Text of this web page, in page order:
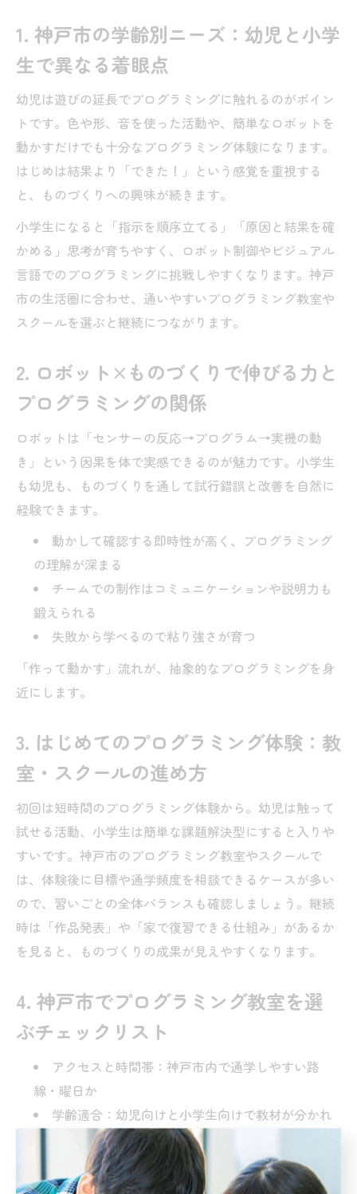
1. 神戸市の学齢別ニーズ：幼児と小学
生で異なる着眼点
幼児は遊びの延長でプログラミングに触れるのがポイン
トです。色や形、音を使った活動や、簡単なロボットを
動かすだけでも十分なプログラミング体験になります。
はじめは結果より「できた！」という感覚を重視する
と、ものづくりへの興味が続きます。
小学生になると「指示を順序立てる」「原因と結果を確
かめる」思考が育ちやすく、ロボット制御やビジュアル
言語でのプログラミングに挑戦しやすくなります。神戸
市の生活圏に合わせ、通いやすいプログラミング教室や
スクールを選ぶと継続につながります。
2. ロボット×ものづくりで伸びる力と
プログラミングの関係
ロボットは「センサーの反応→プログラム→実機の動
き」という因果を体で実感できるのが魅力です。小学生
も幼児も、ものづくりを通して試行錯誤と改善を自然に
経験できます。
動かして確認する即時性が高く、プログラミング
の理解が深まる
チームでの制作はコミュニケーションや説明力も
鍛えられる
失敗から学べるので粘り強さが育つ
「作って動かす」流れが、抽象的なプログラミングを身
近にします。
3. はじめてのプログラミング体験：教
室・スクールの進め方
初回は短時間のプログラミング体験から。幼児は触って
試せる活動、小学生は簡単な課題解決型にすると入りや
すいです。神戸市のプログラミング教室やスクールで
は、体験後に目標や通学頻度を相談できるケースが多い
ので、習いごとの全体バランスも確認しましょう。継続
時は「作品発表」や「家で復習できる仕組み」があるか
を見ると、ものづくりの成果が見えやすくなります。
4. 神戸市でプログラミング教室を選
ぶチェックリスト
アクセスと時間帯：神戸市内で通学しやすい路
線・曜日か
学齢適合：幼児向けと小学生向けで教材が分かれ
ロボット活用：実機の有無、ものづくりの機会が
十分か